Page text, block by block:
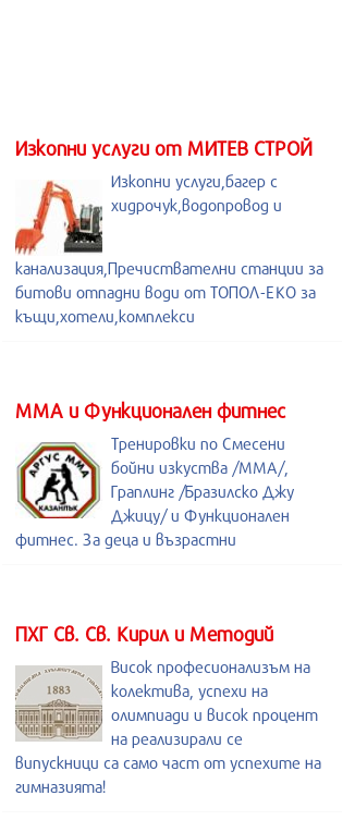
Изкопни услуги от МИТЕВ СТРОЙ
Изкопни услуги,багер с
хидрочук,водопровод и
канализация,Пречиствателни станции за
битови отпадни води от ТОПОЛ-ЕКО за
къщи,хотели,комплекси
ММА и Функционален фитнес
Тренировки по Смесени
бойни изкуства /MMA/,
Граплинг /Бразилско Джу
Джицу/ и Функционален
фитнес. За деца и възрастни
ПХГ Св. Св. Кирил и Методий
Висок професионализъм на
колектива, успехи на
олимпиади и висок процент
на реализирали се
випускници са само част от успехите на
гимназията!